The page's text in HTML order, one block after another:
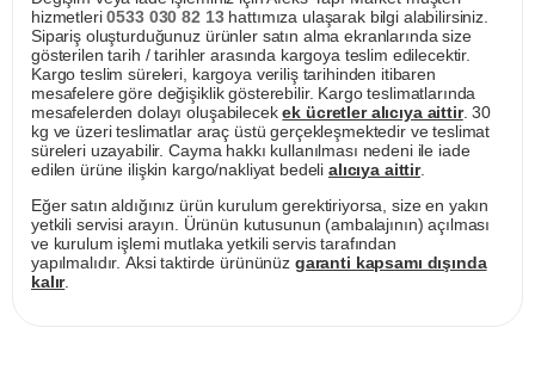
hizmetleri0533 030 82 13hattımıza ulaşarak bilgi alabilirsiniz.
Sipariş oluşturduğunuz ürünler satın alma ekranlarında size
gösterilen tarih / tarihler arasında kargoya teslim edilecektir.
Kargo teslim süreleri, kargoya veriliş tarihinden itibaren
mesafelere göre değişiklik gösterebilir. Kargo teslimatlarında
mesafelerden dolayı oluşabilecekek ücretler alıcıya aittir. 30
kg ve üzeri teslimatlar araç üstü gerçekleşmektedir ve teslimat
süreleri uzayabilir. Cayma hakkı kullanılması nedeni ile iade
edilen ürüne ilişkin kargo/nakliyat bedeli alıcıya aittir.
Eğer satın aldığınız ürün kurulum gerektiriyorsa, size en yakın
yetkili servisi arayın. Ürünün kutusunun (ambalajının) açılması
ve kurulum işlemi mutlaka yetkili servis tarafından
yapılmalıdır. Aksi taktirde ürününüz garanti kapsamı dışında
kalır.